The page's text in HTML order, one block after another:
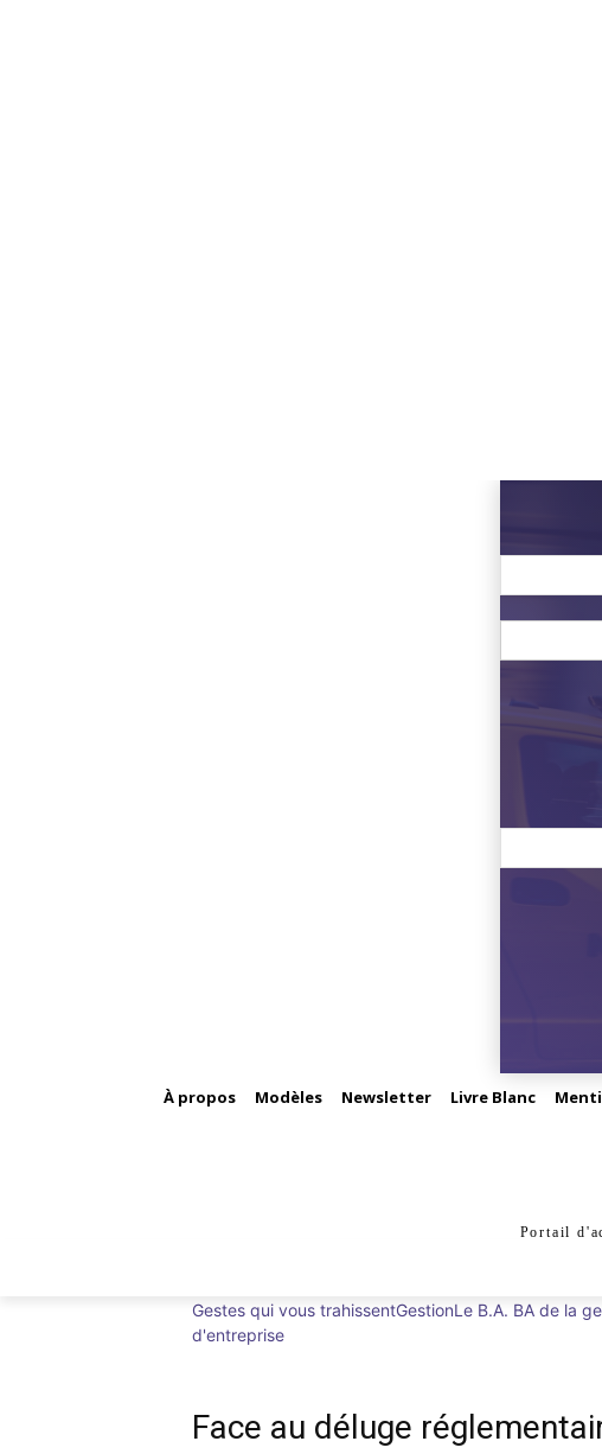
À propos Modèles Newsletter Livre Blanc
Portail
Gestes qui vous trahissentGestionLe B.A. BA de la
d'entreprise
Face au déluge